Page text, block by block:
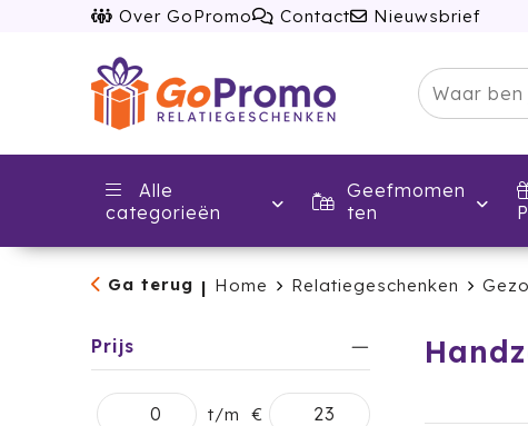
Over GoPromo Contact Nieuwsbrief
Alle
categorieën
Geefmomen
ten
Ga terug | Home Relatiegeschenken
Prijs
t/m €